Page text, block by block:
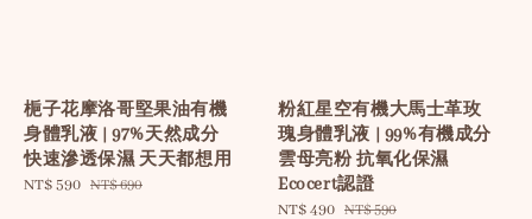
梔子花摩洛哥堅果油有機
身體乳液 | 97%天然成分
快速滲透保濕 天天都想用
Sale
NT$ 590 Regular
NT$ 690
粉紅星空有機大馬士革玫
瑰身體乳液 | 99%有機成分
雲母亮粉 抗氧化保濕
Ecocert認證
Sale
NT$ 490 Regular
NT$ 590